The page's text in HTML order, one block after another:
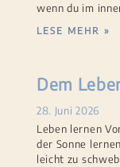
wenn du im
LESE MEHR »
Dem
28. Juni 2026
Leben lernen
der Sonne
leicht zu